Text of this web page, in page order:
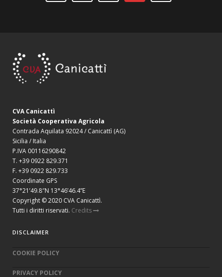
CVA Canicattì
Società Cooperativa Agricola
Contrada Aquilata 92024 / Canicattì (AG)
Sicilia / Italia
P.IVA 00116290842
T. +39 0922 829.371
F. +39 0922 829.733
Coordinate GPS
37°21’49.8″N 13°46’46.4”E
Copyright © 2020 CVA Canicattì.
Tutti i diritti riservati. Credits
DISCLAIMER
COOKIE POLICY
PRIVACY POLICY